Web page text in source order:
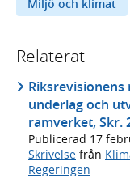
Miljö och klimat
Relaterat
underlag och
ramverket, Skr.
Publicerad 17
Skrivelse från
Regeringen